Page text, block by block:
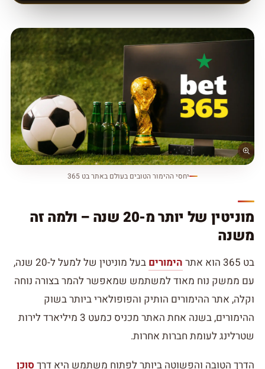
יחסי ההימור הטובים בעולם באתר בט 365
מוניטין של יותר מ-20 שנה – ולמה זה
משנה
בט 365 הוא אתר הימורים
בעל מוניטין של למעל ל-20 שנה,
עם ממשק נוח מאוד למשתמש שמאפשר להמר בצורה נוחה
וקלה, אתר ההימורים הותיק והפופולארי ביותר בשוק
ההימורים, בשנה אחת האתר מכניס כמעט 3 מיליארד לירות
שטרלינג לעומת חברות אחרות.
הדרך הטובה והפשוטה ביותר לפתוח משתמש היא דרך סוכן